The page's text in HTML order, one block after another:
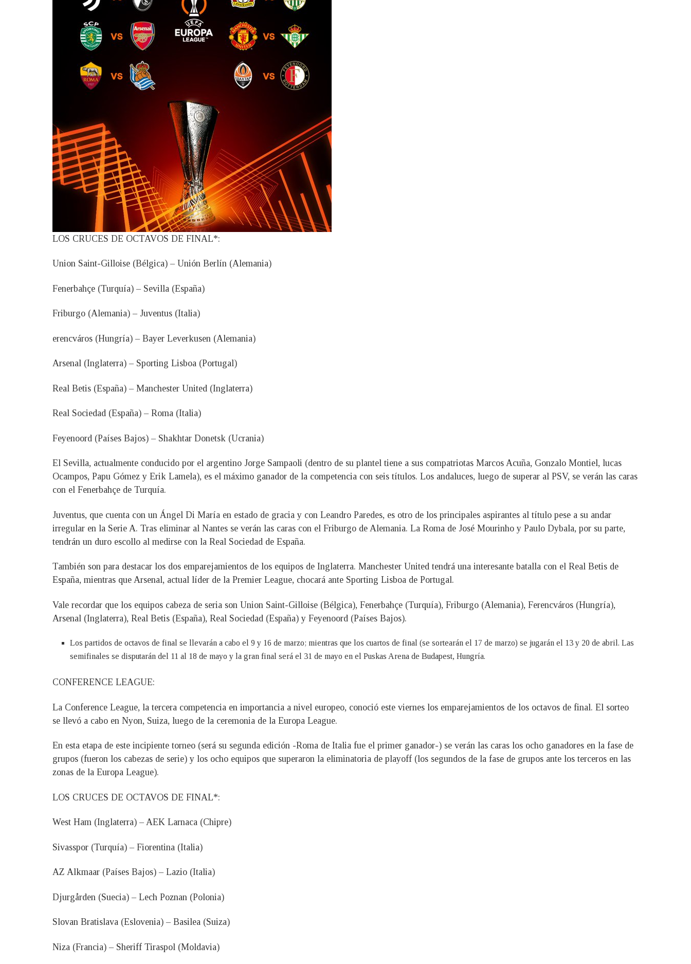
LOS CRUCES DE OCTAVOS DE FINAL*:
Union Saint-Gilloise (Bélgica) – Unión Berlín (Alemania)
Fenerbahçe (Turquía) – Sevilla (España)
Friburgo (Alemania) – Juventus (Italia)
erencváros (Hungría) – Bayer Leverkusen (Alemania)
Arsenal (Inglaterra) – Sporting Lisboa (Portugal)
Real Betis (España) – Manchester United (Inglaterra)
Real Sociedad (España) – Roma (Italia)
Feyenoord (Países Bajos) – Shakhtar Donetsk (Ucrania)
El Sevilla, actualmente conducido por el argentino Jorge Sampaoli (dentro de su plantel tiene a sus compatriotas Marcos Acuña, Gonzalo Montiel, lucas
Ocampos, Papu Gómez y Erik Lamela), es el máximo ganador de la competencia con seis títulos. Los andaluces, luego de superar al PSV, se verán las caras
con el Fenerbahçe de Turquía.
Juventus, que cuenta con un Ángel Di María en estado de gracia y con Leandro Paredes, es otro de los principales aspirantes al título pese a su andar
irregular en la Serie A. Tras eliminar al Nantes se verán las caras con el Friburgo de Alemania. La Roma de José Mourinho y Paulo Dybala, por su parte,
tendrán un duro escollo al medirse con la Real Sociedad de España.
También son para destacar los dos emparejamientos de los equipos de Inglaterra. Manchester United tendrá una interesante batalla con el Real Betis de
España, mientras que Arsenal, actual líder de la Premier League, chocará ante Sporting Lisboa de Portugal.
Vale recordar que los equipos cabeza de seria son Union Saint-Gilloise (Bélgica), Fenerbahçe (Turquía), Friburgo (Alemania), Ferencváros (Hungría),
Arsenal (Inglaterra), Real Betis (España), Real Sociedad (España) y Feyenoord (Países Bajos).
Los partidos de octavos de final se llevarán a cabo el 9 y 16 de marzo; mientras que los cuartos de final (se sortearán el 17 de marzo) se jugarán el 13 y 20 de abril. Las
semifinales se disputarán del 11 al 18 de mayo y la gran final será el 31 de mayo en el Puskas Arena de Budapest, Hungría.
CONFERENCE LEAGUE:
La Conference League, la tercera competencia en importancia a nivel europeo, conoció este viernes los emparejamientos de los octavos de final. El sorteo
se llevó a cabo en Nyon, Suiza, luego de la ceremonia de la Europa League.
En esta etapa de este incipiente torneo (será su segunda edición -Roma de Italia fue el primer ganador-) se verán las caras los ocho ganadores en la fase de
grupos (fueron los cabezas de serie) y los ocho equipos que superaron la eliminatoria de playoff (los segundos de la fase de grupos ante los terceros en las
zonas de la Europa League).
LOS CRUCES DE OCTAVOS DE FINAL*:
West Ham (Inglaterra) – AEK Larnaca (Chipre)
Sivasspor (Turquía) – Fiorentina (Italia)
AZ Alkmaar (Países Bajos) – Lazio (Italia)
Djurgården (Suecia) – Lech Poznan (Polonia)
Slovan Bratislava (Eslovenia) – Basilea (Suiza)
Niza (Francia) – Sheriff Tiraspol (Moldavia)